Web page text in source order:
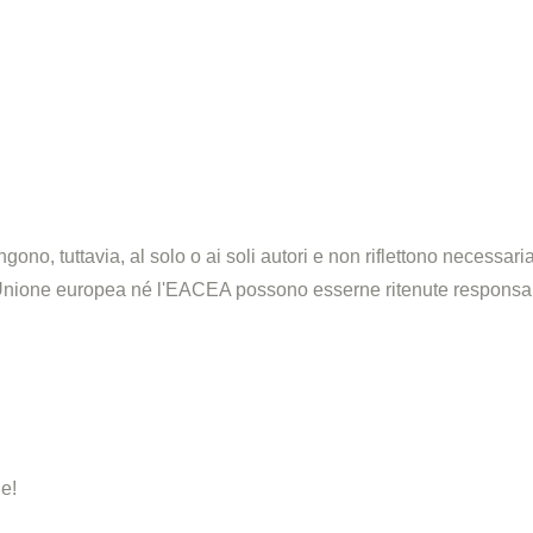
tuttavia, al solo o ai soli autori e non riflettono
europea né l'EACEA possono esserne ritenute